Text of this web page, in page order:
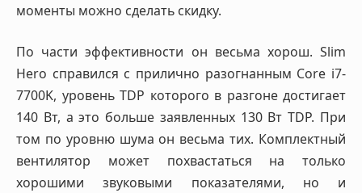
моменты можно сделать скидку.
По части эффективности он весьма хорош. Slim
Hero справился с прилично разогнанным Core i7-
7700K, уровень TDP которого в разгоне достигает
140 Вт, а это больше заявленных 130 Вт TDP. При
том по уровню шума он весьма тих. Комплектный
вентилятор может похвастаться на только
хорошими звуковыми показателями, но и